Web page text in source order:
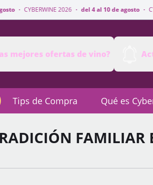
2026 · del 4 al 10 de agosto · CYBERWINE 2026 ·
mejores ofertas de vino?
Tips de Compra Qué es
FAMILIAR